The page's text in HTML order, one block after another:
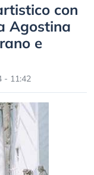
con
Agostina
e
- 11:42